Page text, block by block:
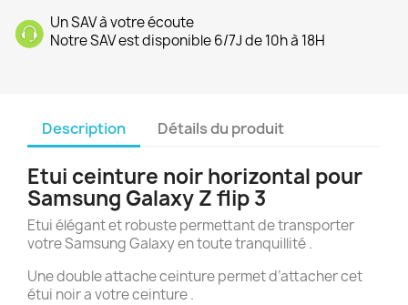
Un SAV à votre écoute
Notre SAV est disponible 6/7J de 10h à 18H
Description Détails du produit
Etui ceinture noir horizontal pour
Samsung Galaxy Z flip 3
Etui élégant et robuste permettant de transporter
votre Samsung Galaxy en toute tranquillité .
Une double attache ceinture permet d’attacher cet
étui noir a votre ceinture .